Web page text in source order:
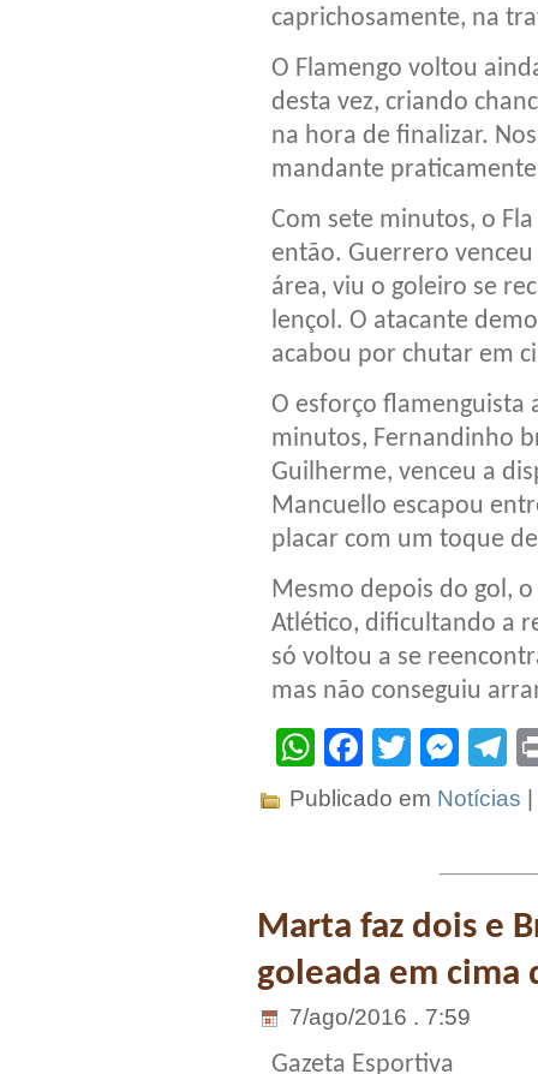
caprichosamente, na
O Flamengo voltou
desta vez, criando
na hora de finalizar.
mandante
Com sete minutos, o
então. Guerrero
área, viu o goleiro se
lençol. O atacante
acabou por chutar em
O esforço flamenguista
minutos, Fernandinho
Guilherme, venceu a
Mancuello escapou
placar com um toque
Mesmo depois do gol,
Atlético, dificultando a
só voltou a se
mas não conseguiu
WhatsApp
Facebook
Twitter
Publicado em Notícias |
Marta faz dois e
goleada em cima
7/ago/2016 . 7:59
Gazeta Esportiva